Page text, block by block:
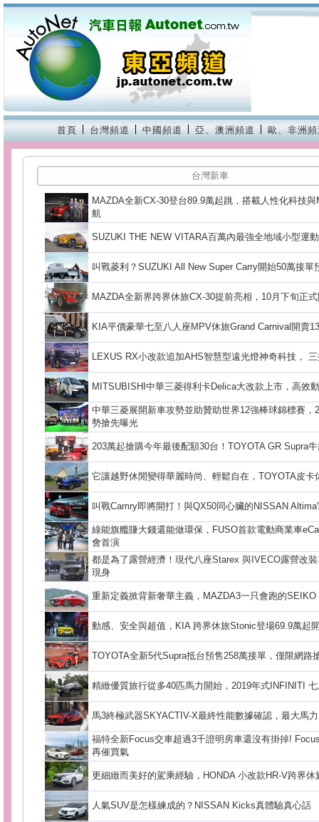
首頁 台灣頻道 中國頻道 亞、澳洲頻道 歐、非洲
台灣新車
MAZDA全新CX-30登台89.9萬起跳，搭載人性化科技
航
SUZUKI THE NEW VITARA百萬內最強全地域小型運
叫戰菱利？SUZUKI All New Super Carry開始50萬接單
MAZDA全新界跨界休旅CX-30提前亮相，10月下旬正
KIA平價豪華七至八人座MPV休旅Grand Carnival開賣
LEXUS RX小改款追加AHS智慧型遠光燈神奇科技，
MITSUBISHI中華三菱得利卡Delica大改款上市，高效
中華三菱展開新車攻勢並助贊助世界12強棒球錦標賽，
勢搶先曝光
203萬起搶購今年最後配額30台！TOYOTA GR Supra
它讓越野休閒變得華麗時尚、輕鬆自在，TOYOTA皮卡
叫戰Camry即將開打！與QX50同心臟的NISSAN
綠能旗艦賺大錢還能做環保，FUSO首款電動商業車
會首演
都是為了露營經濟！現代八座Starex 與IVECO露營改
現身
重新定義掀背新奢華主義，MAZDA3一只會跑的SEIKO
動感、安全與超值，KIA 跨界休旅Stonic登場69.9萬起
TOYOTA全新5代Supra抵台預售258萬接單，僅限網路
精緻優質旅行從多40匹馬力開始，2019年式INFINITI
馬3終極武器SKYACTIV-X最終性能數據確認，最大馬
福特全新Focus交車超過3千證明房車還沒有掛掉!
再催買氣
更細緻而美好的駕乘經驗，HONDA 小改款HR-V跨界休
人氣SUV是怎樣練成的？NISSAN Kicks真體驗真心話